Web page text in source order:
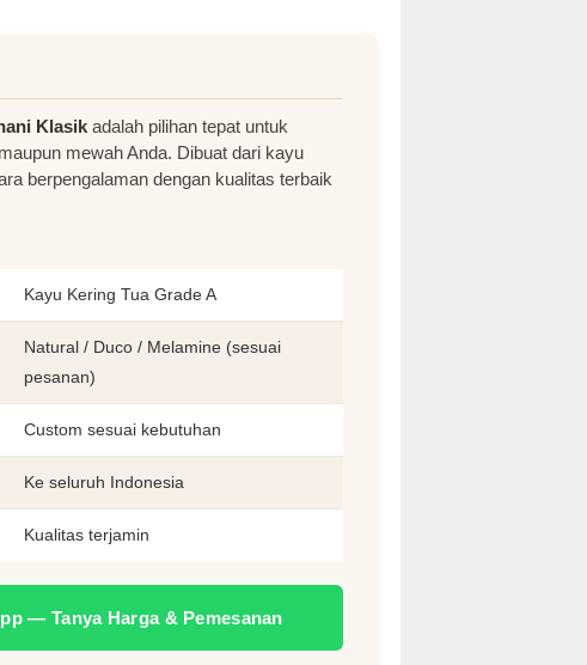
Klasik adalah pilihan tepat untuk
mewah Anda. Dibuat dari kayu
berpengalaman dengan kualitas terbaik
Kayu Kering Tua Grade A
Natural / Duco / Melamine (sesuai
pesanan)
Custom sesuai kebutuhan
Ke seluruh Indonesia
Kualitas terjamin
— Tanya Harga & Pemesanan